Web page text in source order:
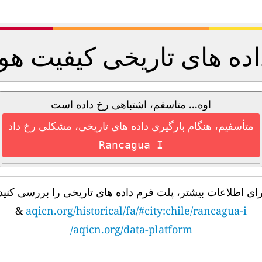
های تاریخی کیفیت
اوه... متاسفم، اشتباهی رخ داده است
متأسفیم، هنگام بارگیری داده های تاریخی، مشکلی رخ داد
Rancagua I
اطلاعات بیشتر، پلت فرم داده های تاریخی را بررسی
aqicn.org/historical/fa/#city:chile/rancagua-i
&
aqicn.org/data-platform/